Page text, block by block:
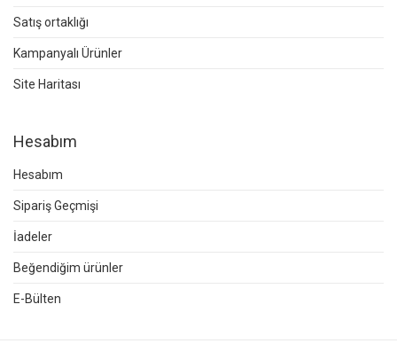
Satış ortaklığı
Kampanyalı Ürünler
Site Haritası
Hesabım
Hesabım
Sipariş Geçmişi
İadeler
Beğendiğim ürünler
E-Bülten